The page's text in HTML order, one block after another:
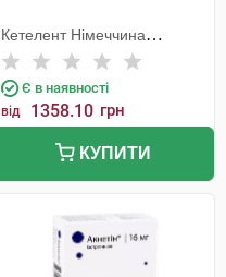
Кетелент Німеччина
Ебербах
Є в наявності
від 1358.10 грн
КУПИТИ